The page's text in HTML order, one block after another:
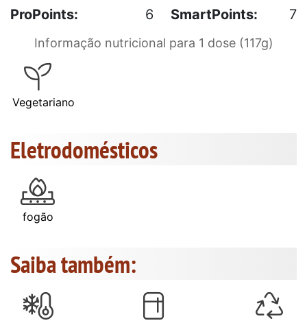
ProPoints:
6 SmartPoints: 7
Informação nutricional para 1 dose (117g)
Vegetariano
Eletrodomésticos
fogão
Saiba também: